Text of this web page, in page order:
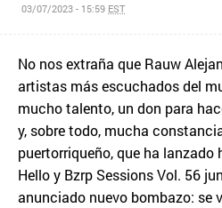
03/07/2023 - 15:59 EST
No nos extraña que Rauw
artistas más escuchados del
mucho talento, un don para
y, sobre todo, mucha
puertorriqueño, que ha lanzado
Hello y Bzrp Sessions Vol. 56
anunciado nuevo bombazo: se